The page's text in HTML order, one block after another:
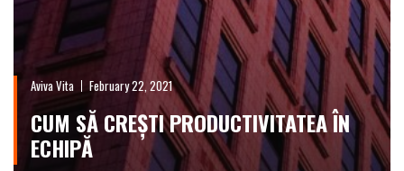
Aviva Vita February 22, 2021
CUM SĂ CREȘTI PRODUCTIVITATEA ÎN
ECHIPĂ